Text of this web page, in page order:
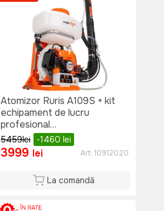
Atomizor Ruris A109S + kit
echipament de lucru
profesional
(casca+salopeta+ochelari+masca)
5459lei -1460 lei
3999 lei Art: 10912020
La comandă